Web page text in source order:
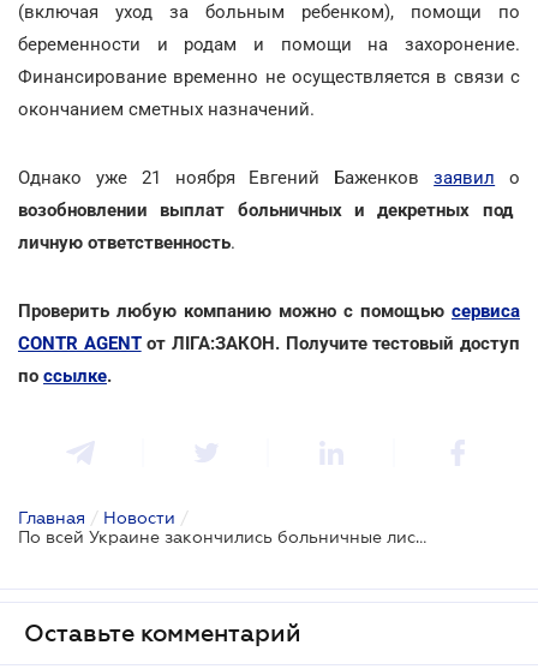
(включая уход за больным ребенком), помощи по
беременности и родам и помощи на захоронение.
Финансирование временно не осуществляется в связи с
окончанием сметных назначений.
Однако уже 21 ноября Евгений Баженковзаявил о
возобновлении выплат больничных и декретных под
личную ответственность.
Проверить любую компанию можно с помощью сервиса
CONTR AGENTот ЛІГА:ЗАКОН. Получите тестовый доступ
по ссылке.
Главная / Новости /
По всей Украине закончились больничные листы
Оставьте комментарий